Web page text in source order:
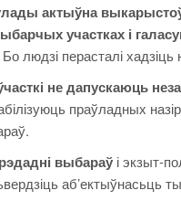
актыўна
участках і
людзі перасталі
не дапускаюць
праўладных
выбараў і экзыт-
аб’ектыўнасьць